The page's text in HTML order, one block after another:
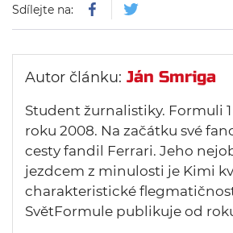
Sdílejte na:
Autor článku: Ján Smriga
Student žurnalistiky. Formuli
roku 2008. Na začátku své
cesty fandil Ferrari. Jeho
jezdcem z minulosti je Kimi
charakteristické
SvětFormule publikuje od